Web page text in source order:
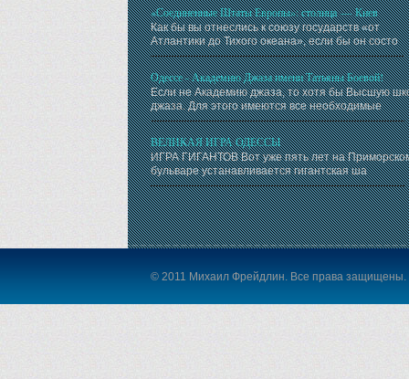
«Соединенные Штаты Европы»: столица — Киев
Как бы вы отнеслись к союзу государств «от
Атлантики до Тихого океана», если бы он состо
Одессе - Академию Джаза имени Татьяны Боевой!
Если не Академию джаза, то хотя бы Высшую
джаза. Для этого имеются все необходимые
ВЕЛИКАЯ ИГРА ОДЕССЫ
ИГРА ГИГАНТОВ Вот уже пять лет на
бульваре устанавливается гигантская ша
© 2011 Михаил Фрейдлин. Все права защищены.